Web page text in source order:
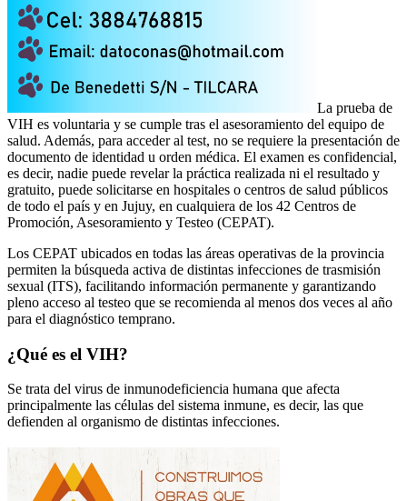
La prueba de
VIH es voluntaria y se cumple tras el asesoramiento del equipo de
salud. Además, para acceder al test, no se requiere la presentación de
documento de identidad u orden médica. El examen es confidencial,
es decir, nadie puede revelar la práctica realizada ni el resultado y
gratuito, puede solicitarse en hospitales o centros de salud públicos
de todo el país y en Jujuy, en cualquiera de los 42 Centros de
Promoción, Asesoramiento y Testeo (CEPAT).
Los CEPAT ubicados en todas las áreas operativas de la provincia
permiten la búsqueda activa de distintas infecciones de trasmisión
sexual (ITS), facilitando información permanente y garantizando
pleno acceso al testeo que se recomienda al menos dos veces al año
para el diagnóstico temprano.
¿Qué es el VIH?
Se trata del virus de inmunodeficiencia humana que afecta
principalmente las células del sistema inmune, es decir, las que
defienden al organismo de distintas infecciones.